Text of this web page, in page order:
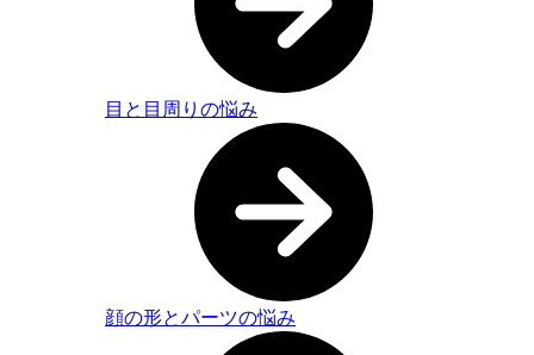
目と目周りの悩み
顔の形とパーツの悩み